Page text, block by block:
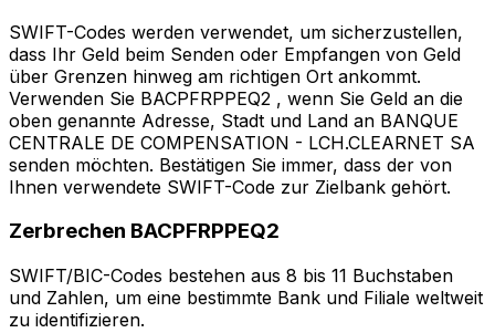
SWIFT-Codes werden verwendet, um sicherzustellen,
dass Ihr Geld beim Senden oder Empfangen von Geld
über Grenzen hinweg am richtigen Ort ankommt.
Verwenden Sie BACPFRPPEQ2 , wenn Sie Geld an die
oben genannte Adresse, Stadt und Land an BANQUE
CENTRALE DE COMPENSATION - LCH.CLEARNET SA
senden möchten. Bestätigen Sie immer, dass der von
Ihnen verwendete SWIFT-Code zur Zielbank gehört.
Zerbrechen BACPFRPPEQ2
SWIFT/BIC-Codes bestehen aus 8 bis 11 Buchstaben
und Zahlen, um eine bestimmte Bank und Filiale weltweit
zu identifizieren.